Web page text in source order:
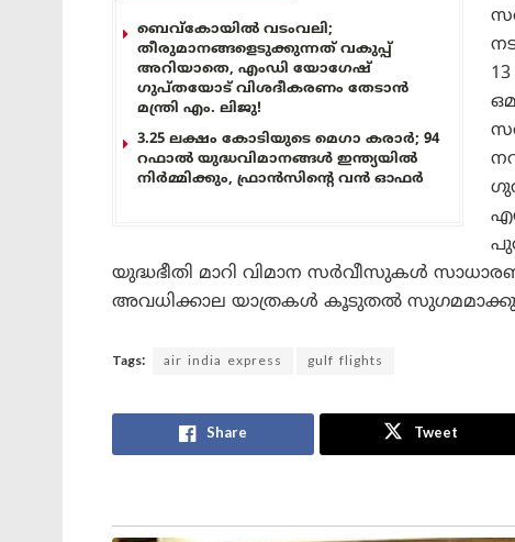
ബെവ്കോയിൽ വടംവലി;
തീരുമാനങ്ങളെടുക്കുന്നത് വകുപ്പ്
അറിയാതെ, എംഡി യോഗേഷ്
ഗുപ്തയോട് വിശദീകരണം തേടാൻ
മന്ത്രി എം. ലിജു!
3.25 ലക്ഷം കോടിയുടെ മെഗാ കരാർ; 94
റഫാൽ യുദ്ധവിമാനങ്ങൾ ഇന്ത്യയിൽ
നിർമ്മിക്കും, ഫ്രാൻസിന്റെ വൻ ഓഫർ
യുദ്ധഭീതി മാറി വിമാന സർവീസുകൾ
അവധിക്കാല യാത്രകൾ കൂടുതൽ
Tags: air india express gulf flights
Share Tweet